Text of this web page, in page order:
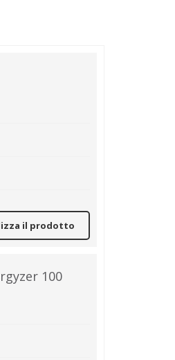
il prodotto
100